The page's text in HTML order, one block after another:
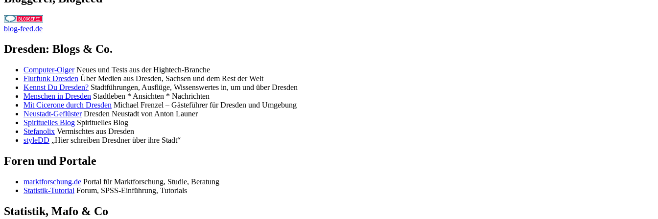
blog-feed.de
Dresden: Blogs & Co.
Computer-OigerNeues und Tests aus der Hightech-Branche
Flurfunk Dresden Über Medien aus Dresden, Sachsen und dem Rest der Welt
Kennst Du Dresden? Stadtführungen, Ausflüge, Wissenswertes in, um und über Dresden
Menschen in Dresden Stadtleben * Ansichten * Nachrichten
Mit Cicerone durch Dresden Michael Frenzel – Gästeführer für Dresden und Umgebung
Neustadt-GeflüsterDresden Neustadt von Anton Launer
Spirituelles Blog Spirituelles Blog
Stefanolix Vermischtes aus Dresden
styleDD „Hier schreiben Dresdner über ihre Stadt“
Foren und Portale
marktforschung.de Portal für Marktforschung, Studie, Beratung
Statistik-Tutorial Forum, SPSS-Einführung, Tutorials
Statistik, Mafo & Co